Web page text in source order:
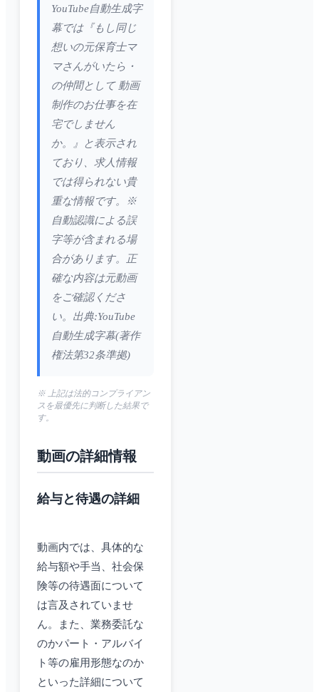
YouTube自動生成字
幕では『もし同じ
想いの元保育士マ
マさんがいたら・
の仲間として 動画
制作のお仕事を在
宅でしません
か。』と表示され
ており、求人情報
では得られない貴
重な情報です。※
自動認識による誤
字等が含まれる場
合があります。正
確な内容は元動画
をご確認くださ
い。出典:YouTube
自動生成字幕(著作
権法第32条準拠)
※ 上記は法的コンプライアン
スを最優先に判断した結果で
す。
動画の詳細情報
給与と待遇の詳細
動画内では、具体的な
給与額や手当、社会保
険等の待遇面について
は言及されていませ
ん。また、業務委託な
のかパート・アルバイ
ト等の雇用形態なのか
といった詳細について